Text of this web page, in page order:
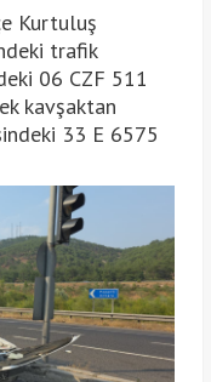
Kurtuluş
trafik
06 CZF 511
kavşaktan
33 E 6575